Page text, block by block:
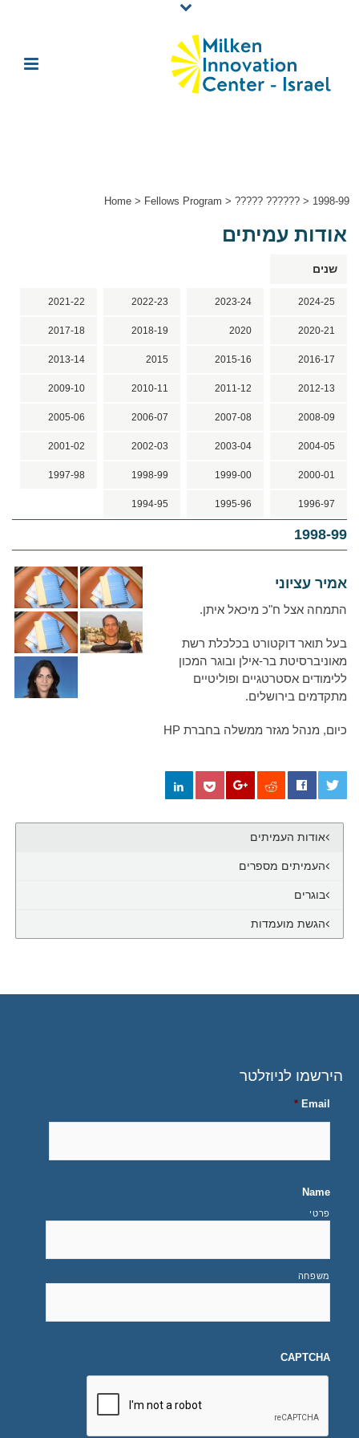
Home > Fellows Program > ????? ?????? > 1998-99
אודות עמיתים
שנים
2024-25
2023-24
2022-23
2021-22
2020-21
2020
2018-19
2017-18
2016-17
2015-16
2015
2013-14
2012-13
2011-12
2010-11
2009-10
2008-09
2007-08
2006-07
2005-06
2004-05
2003-04
2002-03
2001-02
2000-01
1999-00
1998-99
1997-98
1996-97
1995-96
1994-95
1998-99
אמיר עציוני
התמחה אצל ח"כ מיכאל איתן.
בעל תואר דוקטורט בכלכלת רשת
מאוניברסיטת בר-אילן ובוגר המכון
ללימודים אסטרטגיים ופוליטיים
מתקדמים בירושלים.
כיום, מנהל מגזר ממשלה בחברת HP
אודות העמיתים
העמיתים מספרים
בוגרים
הגשת מועמדות
הירשמו לניוזלטר
Email
*
Name
פרטי
משפחה
CAPTCHA